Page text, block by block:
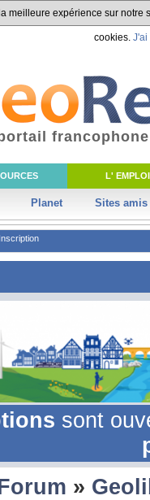
meilleure expérience sur
cookies. J'ai
L' EMPLOI
Planet Sites amis
Inscription
sont
»